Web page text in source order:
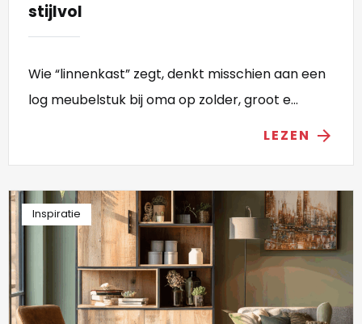
stijlvol
Wie “linnenkast” zegt, denkt misschien aan een
log meubelstuk bij oma op zolder, groot e...
LEZEN arrow_forward
Inspiratie